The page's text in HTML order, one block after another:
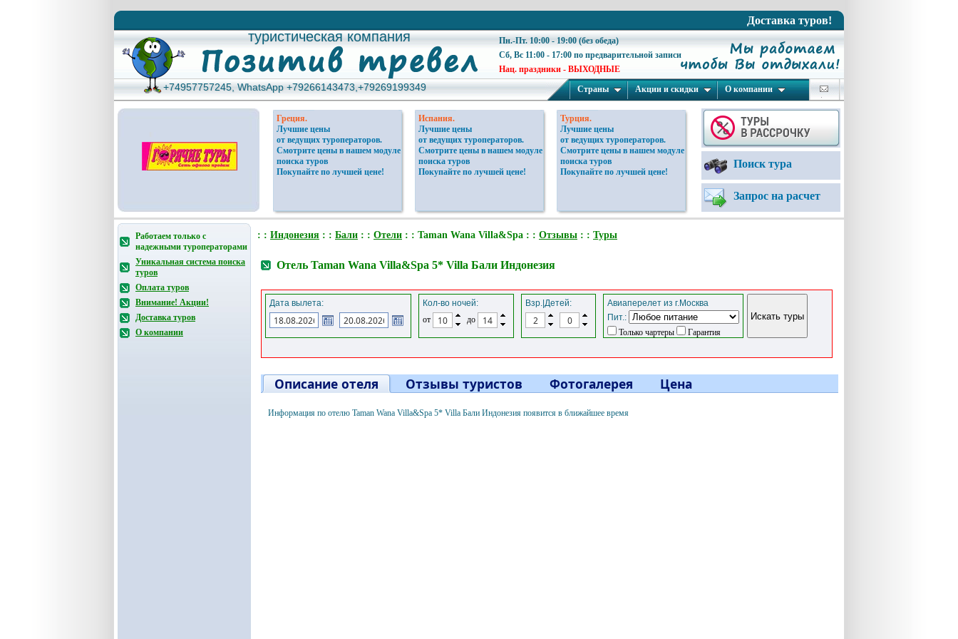
Доставка туров!
туристическая компания
туристическая компания
Пн.-Пт. 10:00 - 19:00 (без обеда)
Сб, Вс 11:00 - 17:00 по предварительной записи
Нац. праздники - ВЫХОДНЫЕ
+74957757245, WhatsApp +79266143473,+79269199349
+74957757245, WhatsApp +79266143473,+79269199349 Страны Акции и скидки О компании
Греция.
Лучшие цены
от ведущих туроператоров.
Смотрите цены в нашем модуле
поиска туров
Покупайте по лучшей цене!
Испания.
Лучшие цены
от ведущих туроператоров.
Смотрите цены в нашем модуле
поиска туров
Покупайте по лучшей цене!
Турция.
Лучшие цены
от ведущих туроператоров.
Смотрите цены в нашем модуле
поиска туров
Покупайте по лучшей цене!
Поиск тура
Запрос на расчет
Работаем только с
надежными туроператорами
Уникальная система поиска
туров
Оплата туров
Внимание! Акции!
Доставка туров
О компании
: : Индонезия : : Бали : : Отели : : Taman Wana Villa&Spa : : Отзывы : : Туры
Отель Taman Wana Villa&Spa 5* Villa Бали Индонезия
Дата вылета:
Кол-во ночей:
от
до
Взр.|Детей:
Авиаперелет из г.Москва
Пит.:
Только чартеры
Гарантия
Описание отеля Отзывы туристов Фотогалерея Цена
Информация по отелю Taman Wana Villa&Spa 5* Villa Бали Индонезия появится в ближайшее время